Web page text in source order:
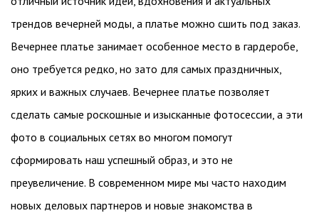
трендов вечерней моды, а платье можно сшить под заказ.
Вечернее платье занимает особенное место в гардеробе,
оно требуется редко, но зато для самых праздничных,
ярких и важных случаев. Вечернее платье позволяет
сделать самые роскошные и изысканные фотосессии, а эти
фото в социальных сетях во многом помогут
сформировать наш успешный образ, и это не
преувеличение. В современном мире мы часто находим
новых деловых партнеров и новые знакомства в